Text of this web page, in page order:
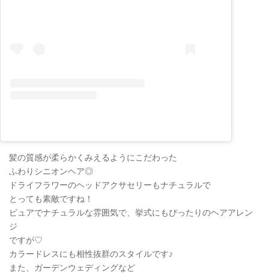
髪の質感が柔らかくみえるようにこだわった
ふわりシニオンヘア◎
ドライフラワーのヘッドアクサセリーもナチュラルで
とっても素敵ですね！
ピュアでナチュラルな雰囲気で、挙式にもぴったりのヘアアレン
ジ
ですが♡
カラードレスにも相性抜群のスタイルです♪
また、ガーデンウェディングなど